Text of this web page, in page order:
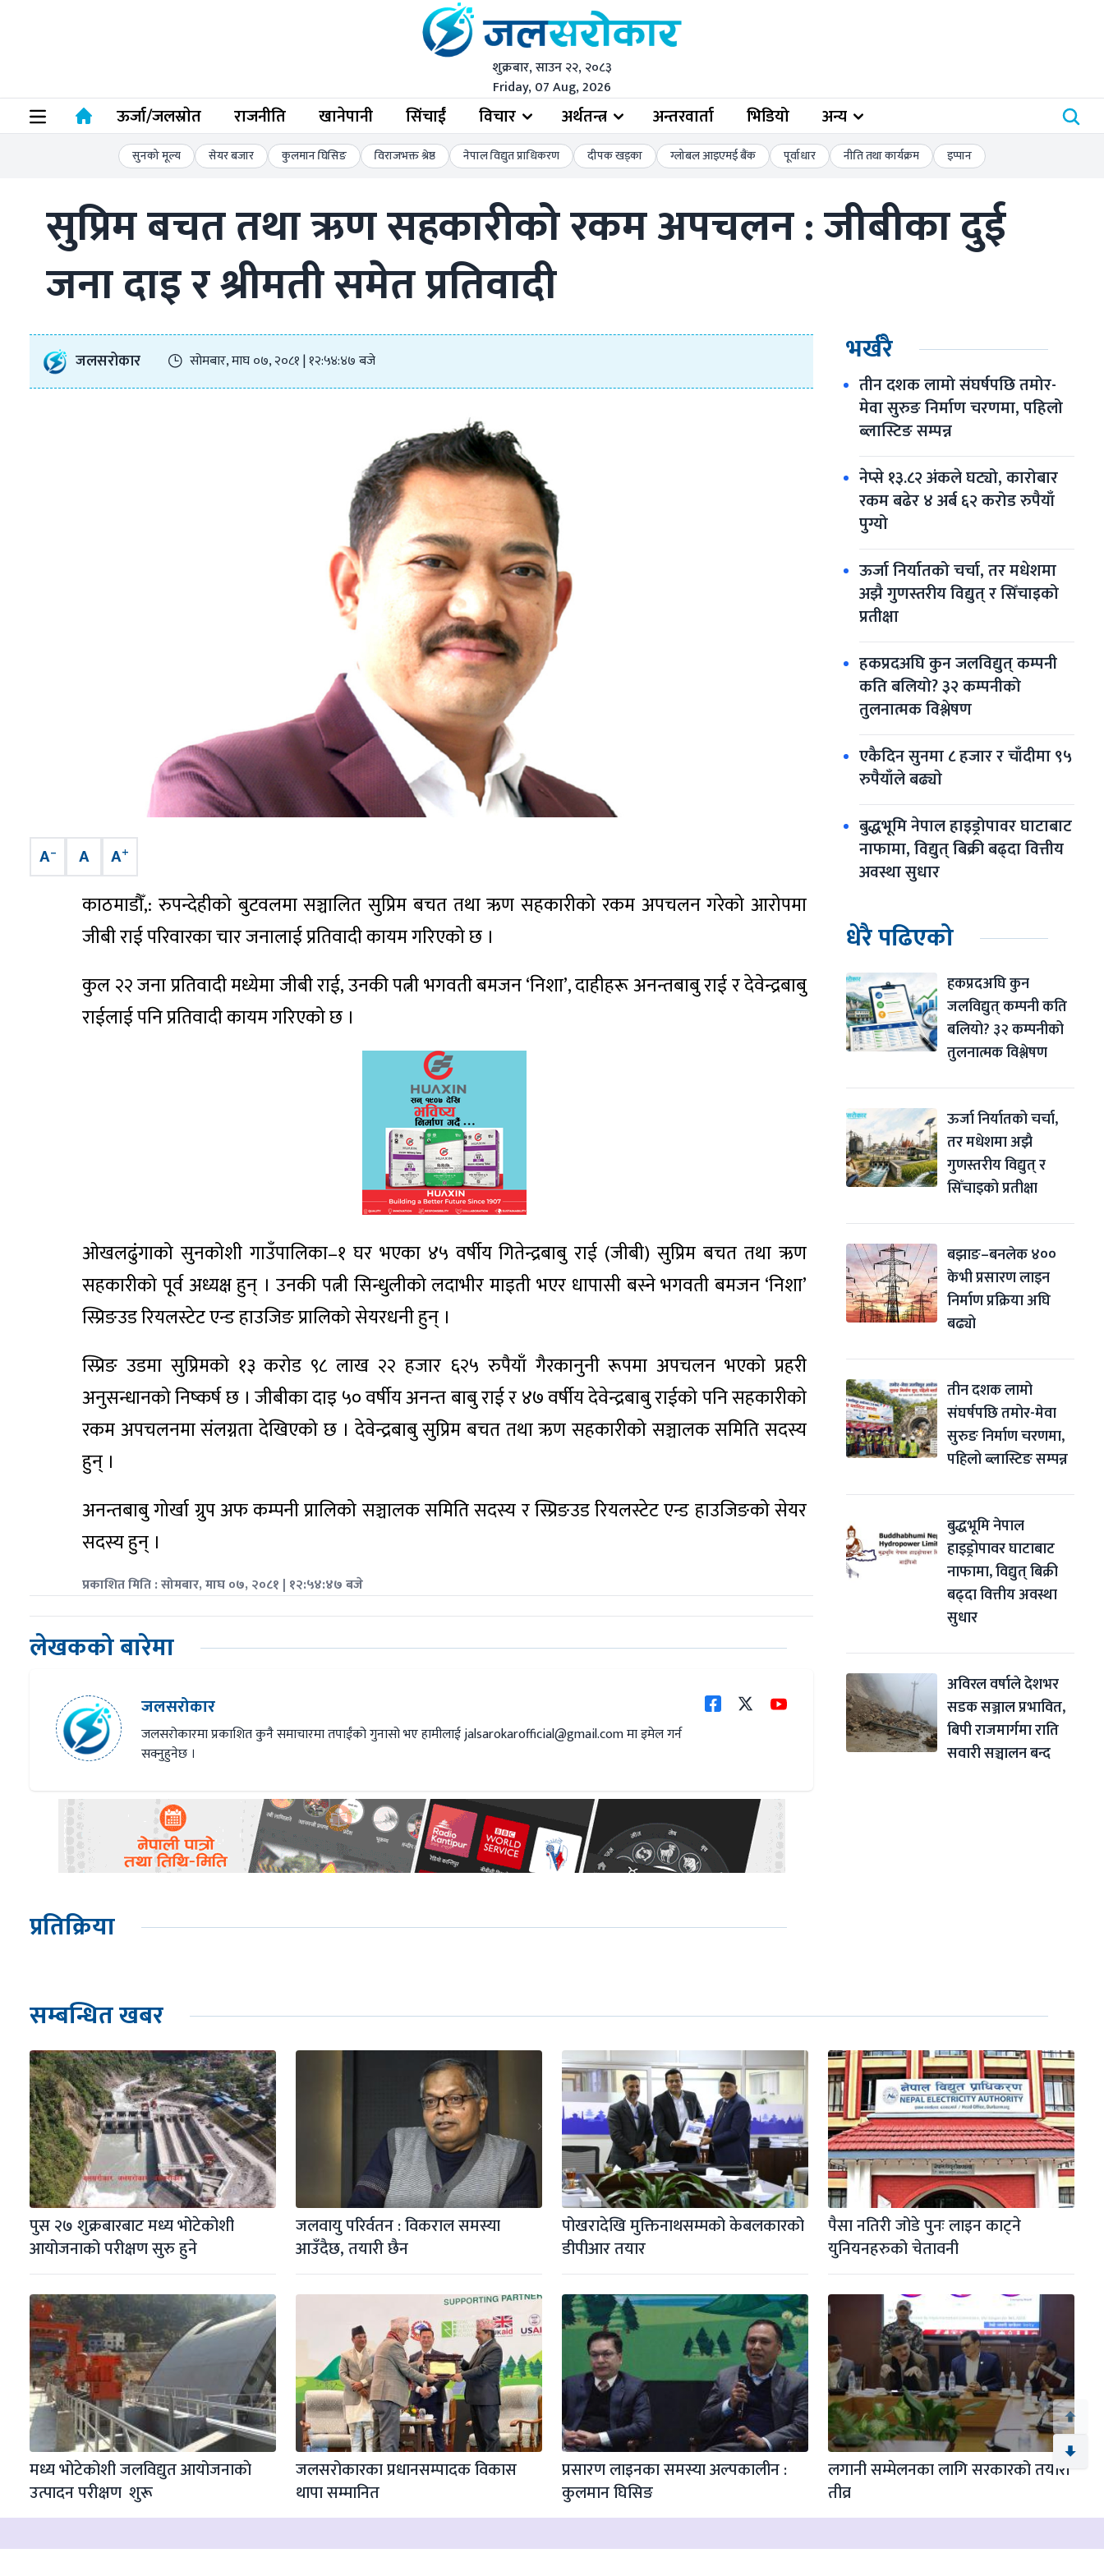
शुक्रबार, साउन २२, २०८३
Friday, 07 Aug, 2026
ऊर्जा/जलस्राेत राजनीति खानेपानी सिंचाईं विचार अर्थतन्त्र अन्तरवार्ता भिडियो अन्य
सुनको मूल्य सेयर बजार कुलमान घिसिङ विराजभक्त श्रेष्ठ नेपाल विद्युत प्राधिकरण दीपक खड्का ग्लोबल आइएमई बैंक पूर्वाधार नीति तथा कार्यक्रम इप्पान
सुप्रिम बचत तथा ऋण सहकारीको रकम अपचलन : जीबीका दुई
जना दाइ र श्रीमती समेत प्रतिवादी
जलसरोकार सोमबार, माघ ०७, २०८१ | १२:५४:४७ बजे
A– A A+
काठमाडौँ,: रुपन्देहीको बुटवलमा सञ्चालित सुप्रिम बचत तथा ऋण सहकारीको रकम अपचलन गरेको आरोपमा
जीबी राई परिवारका चार जनालाई प्रतिवादी कायम गरिएको छ ।
कुल २२ जना प्रतिवादी मध्येमा जीबी राई, उनकी पत्नी भगवती बमजन ‘निशा’, दाहीहरू अनन्तबाबु राई र देवेन्द्रबाबु
राईलाई पनि प्रतिवादी कायम गरिएको छ ।
ओखलढुंगाको सुनकोशी गाउँपालिका–१ घर भएका ४५ वर्षीय गितेन्द्रबाबु राई (जीबी) सुप्रिम बचत तथा ऋण
सहकारीको पूर्व अध्यक्ष हुन् । उनकी पत्नी सिन्धुलीको लदाभीर माइती भएर धापासी बस्ने भगवती बमजन ‘निशा’
स्प्रिङउड रियलस्टेट एन्ड हाउजिङ प्रालिको सेयरधनी हुन् ।
स्प्रिङ उडमा सुप्रिमको १३ करोड ९८ लाख २२ हजार ६२५ रुपैयाँ गैरकानुनी रूपमा अपचलन भएको प्रहरी
अनुसन्धानको निष्कर्ष छ । जीबीका दाइ ५० वर्षीय अनन्त बाबु राई र ४७ वर्षीय देवेन्द्रबाबु राईको पनि सहकारीको
रकम अपचलनमा संलग्नता देखिएको छ । देवेन्द्रबाबु सुप्रिम बचत तथा ऋण सहकारीको सञ्चालक समिति सदस्य
हुन् ।
अनन्तबाबु गोर्खा ग्रुप अफ कम्पनी प्रालिको सञ्चालक समिति सदस्य र स्प्रिङउड रियलस्टेट एन्ड हाउजिङको सेयर
सदस्य हुन् ।
प्रकाशित मिति : सोमबार, माघ ०७, २०८१ | १२:५४:४७ बजे
लेखकको बारेमा
जलसरोकार
जलसरोकारमा प्रकाशित कुनै समाचारमा तपाईंको गुनासो भए हामीलाईjalsarokarofficial@gmail.comमा इमेल गर्न
सक्नुहुनेछ ।
प्रतिक्रिया
भर्खरै
तीन दशक लामो संघर्षपछि तमोर-
मेवा सुरुङ निर्माण चरणमा, पहिलो
ब्लास्टिङ सम्पन्न
नेप्से १३.८२ अंकले घट्यो, कारोबार
रकम बढेर ४ अर्ब ६२ करोड रुपैयाँ
पुग्यो
ऊर्जा निर्यातको चर्चा, तर मधेशमा
अझै गुणस्तरीय विद्युत् र सिँचाइको
प्रतीक्षा
हकप्रदअघि कुन जलविद्युत् कम्पनी
कति बलियो? ३२ कम्पनीको
तुलनात्मक विश्लेषण
एकैदिन सुनमा ८ हजार र चाँदीमा ९५
रुपैयाँले बढ्याे
बुद्धभूमि नेपाल हाइड्रोपावर घाटाबाट
नाफामा, विद्युत् बिक्री बढ्दा वित्तीय
अवस्था सुधार
धेरै पढिएको
हकप्रदअघि कुन
जलविद्युत् कम्पनी कति
बलियो? ३२ कम्पनीको
तुलनात्मक विश्लेषण
ऊर्जा निर्यातको चर्चा,
तर मधेशमा अझै
गुणस्तरीय विद्युत् र
सिँचाइको प्रतीक्षा
बझाङ–बनलेक ४००
केभी प्रसारण लाइन
निर्माण प्रक्रिया अघि
बढ्यो
तीन दशक लामो
संघर्षपछि तमोर-मेवा
सुरुङ निर्माण चरणमा,
पहिलो ब्लास्टिङ सम्पन्न
बुद्धभूमि नेपाल
हाइड्रोपावर घाटाबाट
नाफामा, विद्युत् बिक्री
बढ्दा वित्तीय अवस्था
सुधार
अविरल वर्षाले देशभर
सडक सञ्जाल प्रभावित,
बिपी राजमार्गमा राति
सवारी सञ्चालन बन्द
सम्बन्धित खबर
पुस २७ शुक्रबारबाट मध्य भोटेकोशी
आयोजनाको परीक्षण सुरु हुने
जलवायु परिर्वतन : विकराल समस्या
आउँदैछ, तयारी छैन
पोखरादेखि मुक्तिनाथसम्मको केबलकारको
डीपीआर तयार
पैसा नतिरी जोडे पुनः लाइन काट्ने
युनियनहरुको चेतावनी
मध्य भोटेकोशी जलविद्युत आयोजनाकाे
उत्पादन परीक्षण  शुरू
जलसरोकारका प्रधानसम्पादक विकास
थापा सम्मानित
प्रसारण लाइनका समस्या अल्पकालीन :
कुलमान घिसिङ
लगानी सम्मेलनका लागि सरकारको तयारी
तीव्र